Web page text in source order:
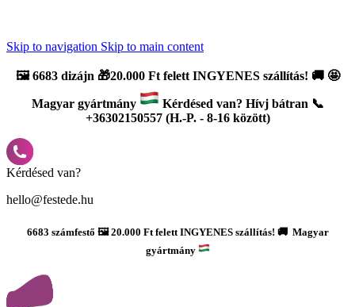
Skip to navigation Skip to main content
🖼️6683 dizájn 🎁20.000 Ft felett INGYENES szállítás! 🚚 🤩
Magyar gyártmány
Kérdésed van? Hívj bátran 📞
+36302150557 (H.-P. - 8-16 között)
Kérdésed van?
hello@festede.hu
6683 számfestő 🖼️ 20.000 Ft felett INGYENES szállítás! 🚚 Magyar
gyártmány